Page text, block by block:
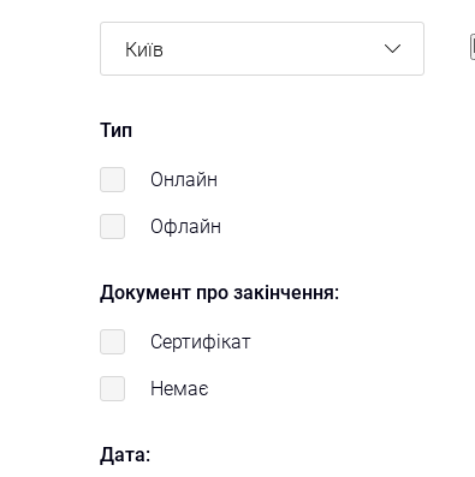
Київ
Тип
Онлайн
Офлайн
Документ про закінчення:
Сертифікат
Немає
Дата: